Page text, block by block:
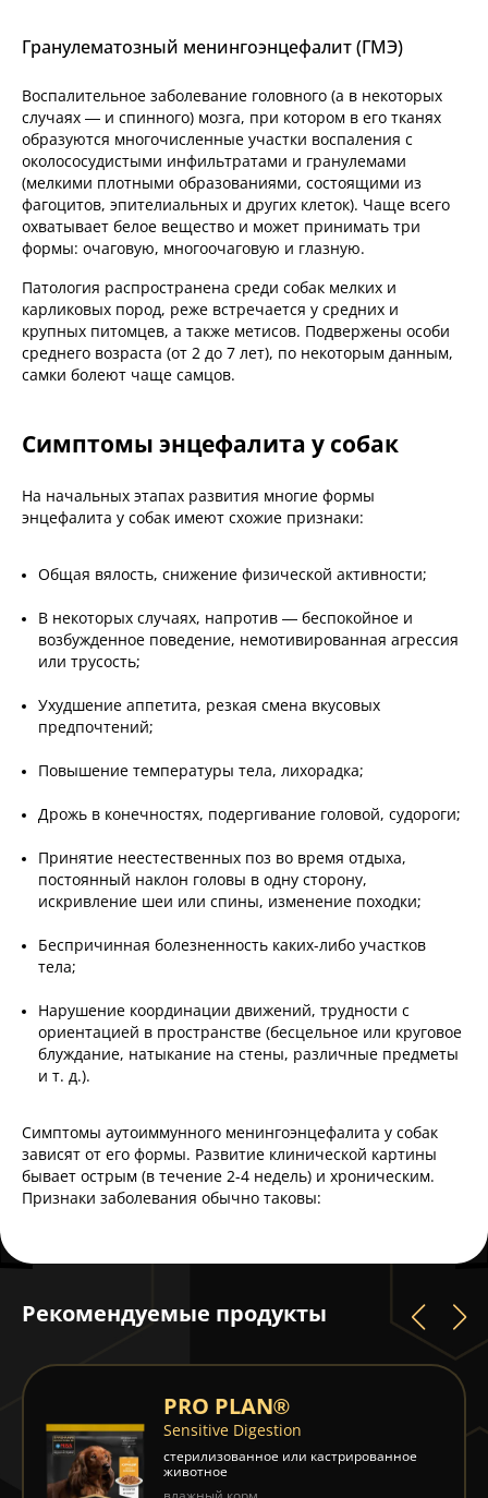
Гранулематозный менингоэнцефалит (ГМЭ)
Воспалительное заболевание головного (а в некоторых
случаях — и спинного) мозга, при котором в его тканях
образуются многочисленные участки воспаления с
околососудистыми инфильтратами и гранулемами
(мелкими плотными образованиями, состоящими из
фагоцитов, эпителиальных и других клеток). Чаще всего
охватывает белое вещество и может принимать три
формы: очаговую, многоочаговую и глазную.
Патология распространена среди собак мелких и
карликовых пород, реже встречается у средних и
крупных питомцев, а также метисов. Подвержены особи
среднего возраста (от 2 до 7 лет), по некоторым данным,
самки болеют чаще самцов.
Симптомы энцефалита у собак
На начальных этапах развития многие формы
энцефалита у собак имеют схожие признаки:
Общая вялость, снижение физической активности;
В некоторых случаях, напротив — беспокойное и
возбужденное поведение, немотивированная агрессия
или трусость;
Ухудшение аппетита, резкая смена вкусовых
предпочтений;
Повышение температуры тела, лихорадка;
Дрожь в конечностях, подергивание головой, судороги;
Принятие неестественных поз во время отдыха,
постоянный наклон головы в одну сторону,
искривление шеи или спины, изменение походки;
Беспричинная болезненность каких-либо участков
тела;
Нарушение координации движений, трудности с
ориентацией в пространстве (бесцельное или круговое
блуждание, натыкание на стены, различные предметы
и т. д.).
Симптомы аутоиммунного менингоэнцефалита у собак
зависят от его формы. Развитие клинической картины
бывает острым (в течение 2-4 недель) и хроническим.
Признаки заболевания обычно таковы:
Рекомендуемые продукты
PRO PLAN®
Sensitive Digestion
стерилизованное или кастрированное
животное